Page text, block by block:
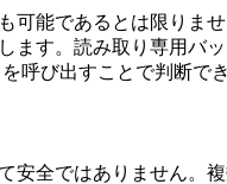
可能であるとは限りま
ます。読み取り専用バ
呼び出すことで判断でき
安全ではありません。